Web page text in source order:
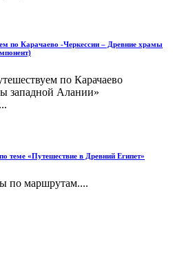
по Карачаево -Черкессии – Древние храмы
по Карачаево
западной Алании»
теме «Путешествие в Древний Египет»
по маршрутам....